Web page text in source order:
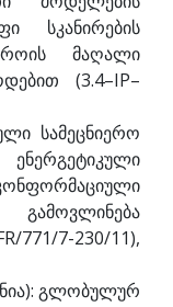
სკანირების
მაღალი
(3.4–IP–
სამეცნიერო
771/7-230/11),
გლობულურ